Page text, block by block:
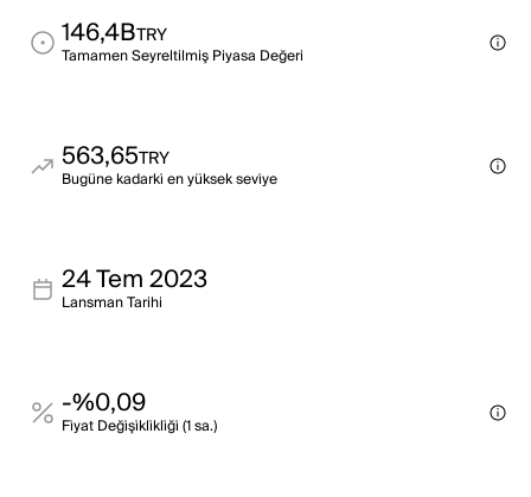
146,4BTRY
Tamamen Seyreltilmiş Piyasa Değeri
563,65TRY
Bugüne kadarki̇ en yüksek sevi̇ye
24 Tem 2023
Lansman Tarihi
-%0,09
Fi̇yat Deği̇şi̇kli̇kli̇ği̇ (1 sa.)